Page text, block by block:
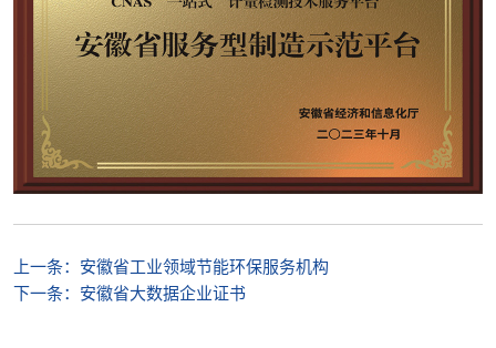
上一条： 安徽省工业领域节能环保服务机构
下一条： 安徽省大数据企业证书